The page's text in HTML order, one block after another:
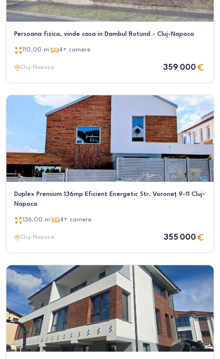
Persoana fizica, vinde casa in Dambul Rotund - Cluj-Napoca
110.00 m² 4+ camere
Cluj-Napoca 359 000
Duplex Premium 136mp Eficient Energetic Str. Voroneț 9-11 Cluj-
Napoca
136.00 m² 4+ camere
Cluj-Napoca 355 000